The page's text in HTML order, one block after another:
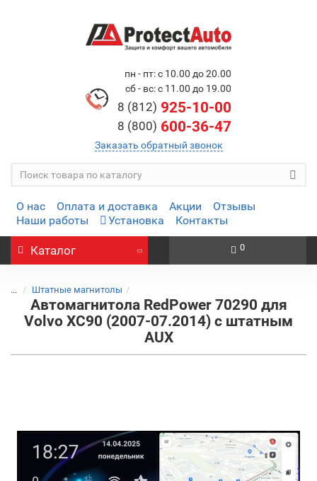
пн - пт: с 10.00 до 20.00
сб - вс: с 11.00 до 19.00
8 (812) 925-10-00
8 (800) 600-36-47
Заказать обратный звонок
О нас Оплата и доставка Акции
Отзывы
Наши работы
Установка Контакты
Каталог 0
... Штатные магнитолы
Автомагнитола RedPower 70290 для
Volvo XC90 (2007-07.2014) с штатным
AUX